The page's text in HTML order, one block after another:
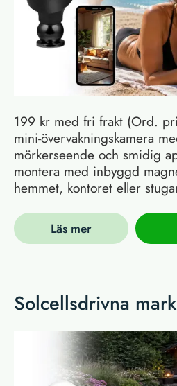
199 kr med fri frakt (Ord.
mini-övervakningskamera
mörkerseende och smidig
montera med inbyggd
hemmet, kontoret eller
Läs mer
Solcellsdrivna